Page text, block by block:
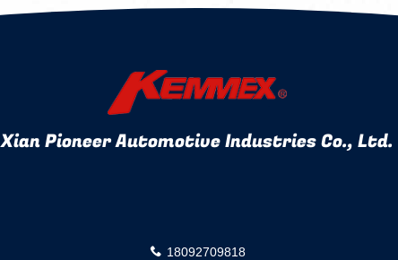
Xian Pioneer Automotive Industries Co., Ltd.
18092709818